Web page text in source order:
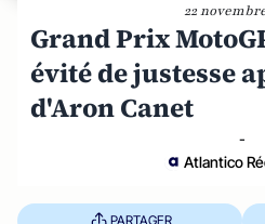
22
Grand Prix
évité de justesse
d'Aron Canet
-
Atlantico
PARTAGER